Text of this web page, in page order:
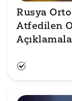
Rusya
Atfedilen